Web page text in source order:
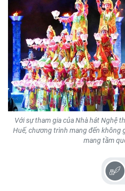
Với sự tham gia của Nhà hát Nghệ
Huế, chương trình mang đến không
mang tầm